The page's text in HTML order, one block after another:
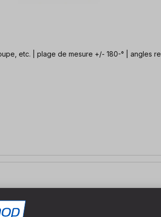
etc. | plage de mesure +/- 180-° | angles